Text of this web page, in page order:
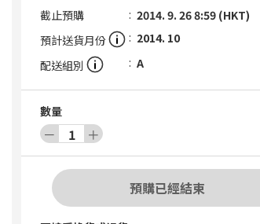
截止預購
2014. 9. 26 8:59 (HKT)
預計送貨月份
2014. 10
配送組別
A
數量
－ 1 ＋
預購已經結束